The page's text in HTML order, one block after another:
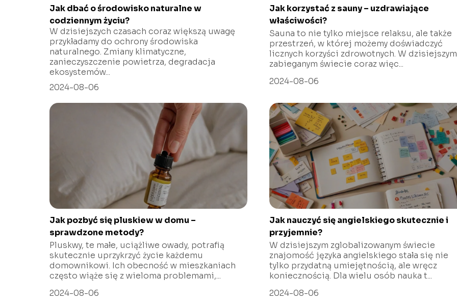
Jak dbać o środowisko naturalne w
codziennym życiu?
W dzisiejszych czasach coraz większą uwagę
przykładamy do ochrony środowiska
naturalnego. Zmiany klimatyczne,
zanieczyszczenie powietrza, degradacja
ekosystemów...
2024-08-06
Jak korzystać z sauny – uzdrawiające
właściwości?
Sauna to nie tylko miejsce relaksu, ale także
przestrzeń, w której możemy doświadczyć
licznych korzyści zdrowotnych. W dzisiejszym
zabieganym świecie coraz więc...
2024-08-06
Jak pozbyć się pluskiew w domu –
sprawdzone metody?
Pluskwy, te małe, uciążliwe owady, potrafią
skutecznie uprzykrzyć życie każdemu
domownikowi. Ich obecność w mieszkaniach
często wiąże się z wieloma problemami,...
2024-08-06
Jak nauczyć się angielskiego skutecznie i
przyjemnie?
W dzisiejszym zglobalizowanym świecie
znajomość języka angielskiego stała się nie
tylko przydatną umiejętnością, ale wręcz
koniecznością. Dla wielu osób nauka t...
2024-08-06